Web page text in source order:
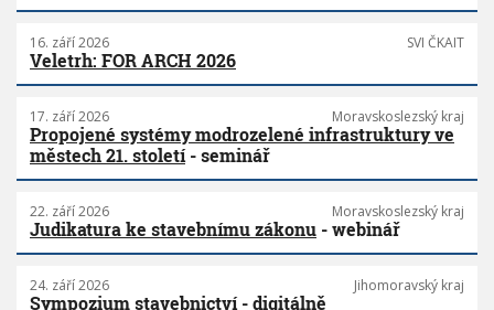
16. září 2026 SVI ČKAIT
Veletrh: FOR ARCH 2026
17. září 2026 Moravskoslezský kraj
Propojené systémy modrozelené infrastruktury ve
městech 21. století- seminář
22. září 2026 Moravskoslezský kraj
Judikatura ke stavebnímu zákonu - webinář
24. září 2026 Jihomoravský kraj
Sympozium stavebnictví - digitálně